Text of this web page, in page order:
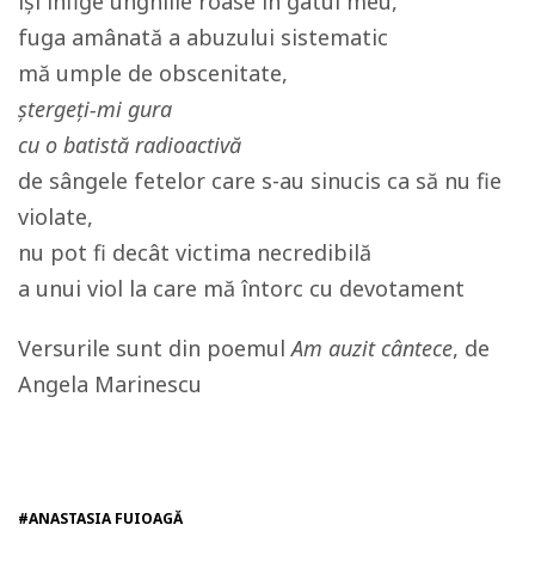
fuga amânată a abuzului sistematic
mă umple de obscenitate,
ștergeți-mi gura
cu o batistă radioactivă
de sângele fetelor care s-au sinucis ca să nu fie
violate,
nu pot fi decât victima necredibilă
a unui viol la care mă întorc cu devotament
Versurile sunt din poemulAm auzit cântece, de
Angela Marinescu
#ANASTASIA FUIOAGĂ